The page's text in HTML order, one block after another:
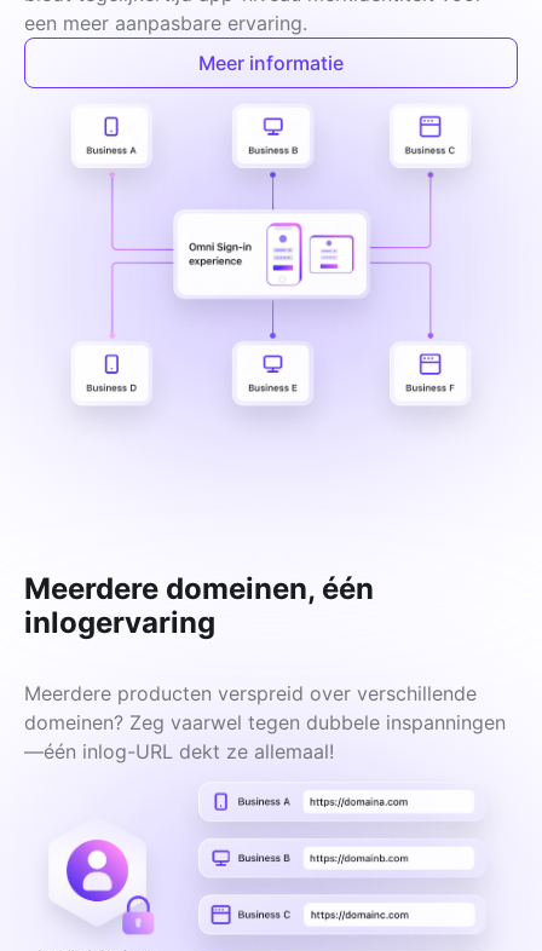
een meer aanpasbare ervaring.
Meer informatie
Meerdere domeinen, één
inlogervaring
Meerdere producten verspreid over verschillende
domeinen? Zeg vaarwel tegen dubbele inspanningen
—één inlog-URL dekt ze allemaal!